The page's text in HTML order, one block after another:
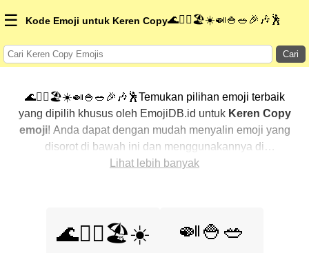
☰ Kode Emoji untuk Keren Copy🌊🏄‍♂️🏖️☀️🍛🍚🥗🎉🎶🕺
Cari
🌊🏄‍♂️🏖️☀️🍛🍚🥗🎉🎶🕺Temukan pilihan emoji terbaik
yang dipilih khusus oleh EmojiDB.id untuk Keren Copy
emoji! Anda dapat dengan mudah menyalin emoji yang
disorot di bawah ini dan menggunakannya di
percakapan Anda untuk menambahkan sentuhan
lainnya untuk menemukan cara baru dalam
mengekspresikan
Keren Copy dengan emoji
Lihat lebih banyak
🌊🏄‍♂️🏖️☀️ 🍛🍚🥗